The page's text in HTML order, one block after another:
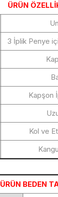
ÜRÜN
3 İplik Penye
Kapşon
Kol ve
ÜRÜN BEDEN